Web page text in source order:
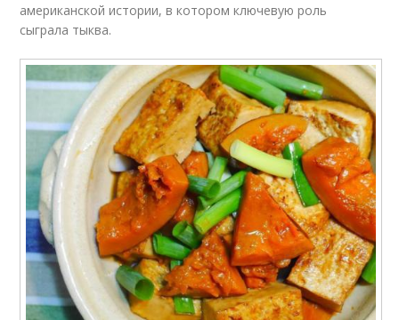
американской истории, в котором ключевую роль
сыграла тыква.